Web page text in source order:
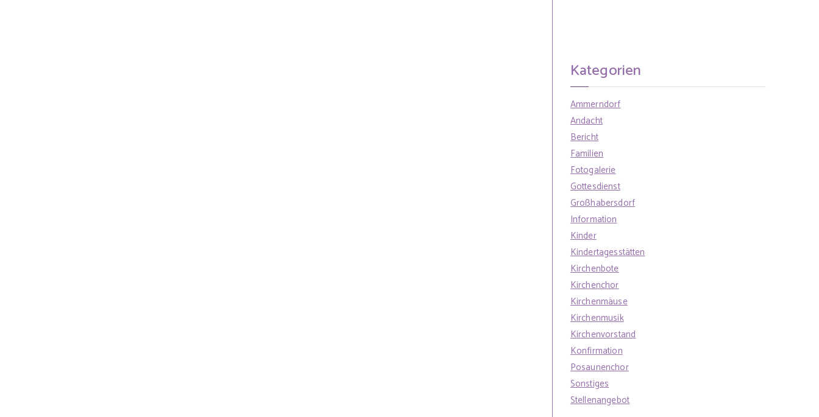
Kategorien
Ammerndorf
Andacht
Bericht
Familien
Fotogalerie
Gottesdienst
Großhabersdorf
Information
Kinder
Kindertagesstätten
Kirchenbote
Kirchenchor
Kirchenmäuse
Kirchenmusik
Kirchenvorstand
Konfirmation
Posaunenchor
Sonstiges
Stellenangebot